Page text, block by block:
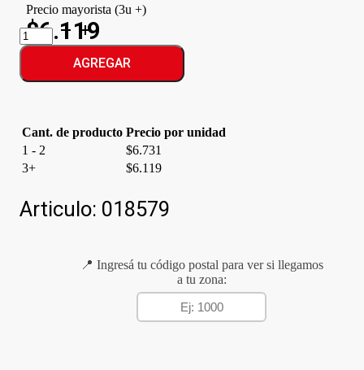
Precio mayorista (3u +)
$6.119
OSRAM/LEDVANCE
VALUE
FRIA
AGREGAR
Cant. de producto Precio por unidad
1 - 2
$6.731
3+
$6.119
Articulo: 018579
📍 Ingresá tu código postal para ver si llegamos
a tu zona: